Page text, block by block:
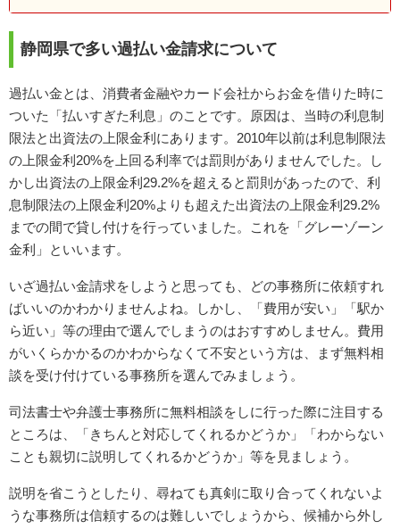
静岡県で多い過払い金請求について
過払い金とは、消費者金融やカード会社からお金を借りた時に
ついた「払いすぎた利息」のことです。原因は、当時の利息制
限法と出資法の上限金利にあります。2010年以前は利息制限法
の上限金利20%を上回る利率では罰則がありませんでした。し
かし出資法の上限金利29.2%を超えると罰則があったので、利
息制限法の上限金利20%よりも超えた出資法の上限金利29.2%
までの間で貸し付けを行っていました。これを「グレーゾーン
金利」といいます。
いざ過払い金請求をしようと思っても、どの事務所に依頼すれ
ばいいのかわかりませんよね。しかし、「費用が安い」「駅か
ら近い」等の理由で選んでしまうのはおすすめしません。費用
がいくらかかるのかわからなくて不安という方は、まず無料相
談を受け付けている事務所を選んでみましょう。
司法書士や弁護士事務所に無料相談をしに行った際に注目する
ところは、「きちんと対応してくれるかどうか」「わからない
ことも親切に説明してくれるかどうか」等を見ましょう。
説明を省こうとしたり、尋ねても真剣に取り合ってくれないよ
うな事務所は信頼するのは難しいでしょうから、候補から外し